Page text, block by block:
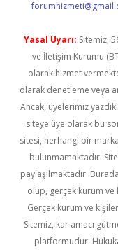
Yasal Uyarı: Sitemiz,
ve İletişim Kurumu
olarak hizmet
olarak denetleme veya
Ancak, üyelerimiz
siteye üye olarak bu
sitesi, herhangi bir
bulunmamaktadır.
paylaşılmaktadır.
olup, gerçek kurum ve
Gerçek kurum ve
Sitemiz, kar amacı
platformudur.